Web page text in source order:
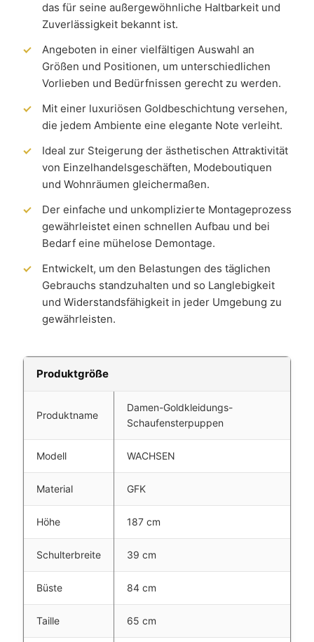
das für seine außergewöhnliche Haltbarkeit und
Zuverlässigkeit bekannt ist.
Angeboten in einer vielfältigen Auswahl an
Größen und Positionen, um unterschiedlichen
Vorlieben und Bedürfnissen gerecht zu werden.
Mit einer luxuriösen Goldbeschichtung versehen,
die jedem Ambiente eine elegante Note verleiht.
Ideal zur Steigerung der ästhetischen Attraktivität
von Einzelhandelsgeschäften, Modeboutiquen
und Wohnräumen gleichermaßen.
Der einfache und unkomplizierte Montageprozess
gewährleistet einen schnellen Aufbau und bei
Bedarf eine mühelose Demontage.
Entwickelt, um den Belastungen des täglichen
Gebrauchs standzuhalten und so Langlebigkeit
und Widerstandsfähigkeit in jeder Umgebung zu
gewährleisten.
Produktgröße
Produktname
Damen-Goldkleidungs-
Schaufensterpuppen
Modell WACHSEN
Material GFK
Höhe 187 cm
Schulterbreite 39 cm
Büste 84 cm
Taille 65 cm